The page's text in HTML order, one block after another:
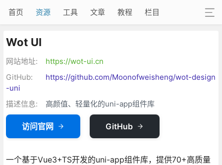
首页 资源 工具 文章 教程 栏目
Wot UI
网站地址:
https://wot-ui.cn
GitHub:
https://github.com/Moonofweisheng/wot-design
-uni
描述信息:
高颜值、轻量化的uni-app组件库
访问官网 GitHub
一个基于Vue3+TS开发的uni-app组件库，提供70+高质量